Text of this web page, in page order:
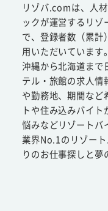
リゾバ.comは、人
ックが運営するリゾ
で、登録者数（累
用いただいています。
沖縄から北海道まで
テル・旅館の求人情
や勤務地、期間など
トや住み込みバイ
悩みなどリゾートバ
業界No.1のリゾー
りのお仕事探しと夢